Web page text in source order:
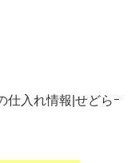
仕入れ情報|せどらｰ